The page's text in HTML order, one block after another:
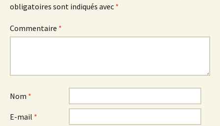
obligatoires sont indiqués avec *
Commentaire *
Nom *
E-mail *